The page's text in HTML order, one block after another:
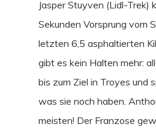
Jasper Stuyven (Lidl-Trek)
Sekunden Vorsprung vom
letzten 6,5 asphaltierten
gibt es kein Halten mehr:
bis zum Ziel in Troyes und
was sie noch haben.
meisten! Der Franzose